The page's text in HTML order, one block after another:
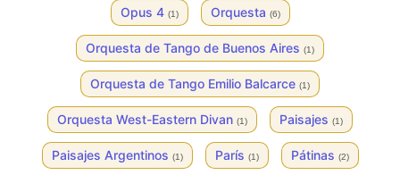
Opus 4 (1) Orquesta (6)
Orquesta de Tango de Buenos Aires (1)
Orquesta de Tango Emilio Balcarce (1)
Orquesta West-Eastern Divan (1) Paisajes (1)
Paisajes Argentinos (1) París (1) Pátinas (2)